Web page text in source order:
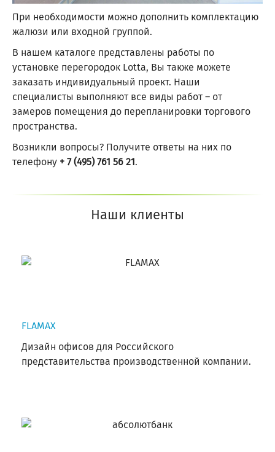
При необходимости можно дополнить комплектацию
жалюзи или входной группой.
В нашем каталоге представлены работы по
установке перегородок Lotta, Вы также можете
заказать индивидуальный проект. Наши
специалисты выполняют все виды работ – от
замеров помещения до перепланировки торгового
пространства.
Возникли вопросы? Получите ответы на них по
телефону + 7 (495) 761 56 21.
Наши клиенты
FLAMAX
Дизайн офисов для Российского
представительства производственной компании.